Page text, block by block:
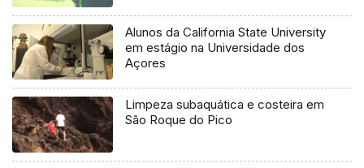
Alunos da California State University
em estágio na Universidade dos
Açores
Limpeza subaquática e costeira em
São Roque do Pico